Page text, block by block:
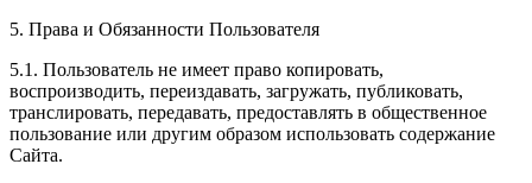
5. Права и Обязанности Пользователя
5.1. Пользователь не имеет право копировать,
воспроизводить, переиздавать, загружать, публиковать,
транслировать, передавать, предоставлять в общественное
пользование или другим образом использовать содержание
Сайта.